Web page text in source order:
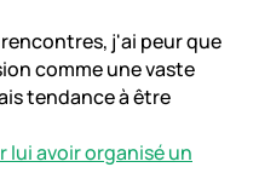
j'ai peur que
comme une vaste
tendance à être
lui avoir organisé un